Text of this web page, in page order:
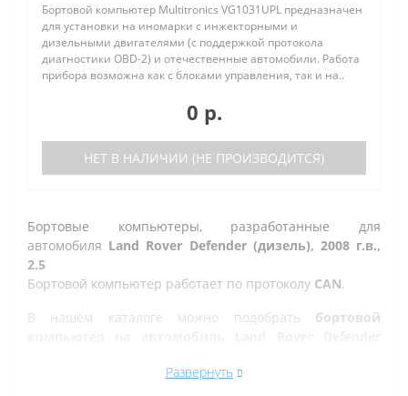
Бортовой компьютер Multitronics VG1031UPL предназначен
для установки на иномарки с инжекторными и
дизельными двигателями (с поддержкой протокола
диагностики OBD-2) и отечественные автомобили. Работа
прибора возможна как с блоками управления, так и на..
0 р.
НЕТ В НАЛИЧИИ (НЕ ПРОИЗВОДИТСЯ)
Бортовые компьютеры, разработанные для
автомобиля Land Rover Defender (дизель), 2008 г.в.,
2.5
Бортовой компьютер работает по протоколу CAN.
В нашем каталоге можно подобрать бортовой
Развернуть